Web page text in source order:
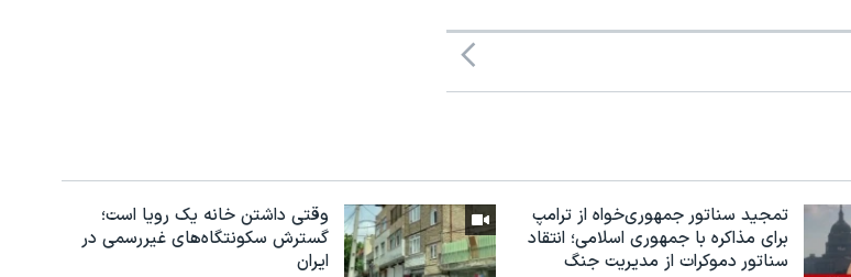
تمجید سناتور جمهوری‌خواه از ترامپ
برای مذاکره با جمهوری اسلامی؛ انتقاد
سناتور دموکرات از مدیریت جنگ
وقتی داشتن خانه یک رویا است؛
گسترش سکونتگاه‌های غیررسمی در
ایران